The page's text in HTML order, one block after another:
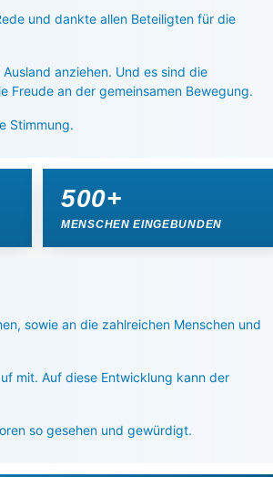
und dankte allen Beteiligten für die
anziehen. Und es sind die
Freude an der gemeinsamen Bewegung.
Stimmung.
500+
MENSCHEN EINGEBUNDEN
sowie an die zahlreichen Menschen und
mit. Auf diese Entwicklung kann der
so gesehen und gewürdigt.